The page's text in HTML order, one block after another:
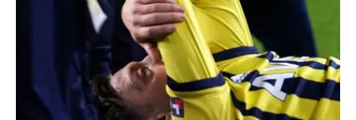
Sizlere daha iyi bir hizmet sunabilmek için İnternet
Sitemizde kendimize ve üçüncü kişilere ait çerezler
kullanılmaktadır. Bu çerezler vasıtasıyla çeşitli kişisel
verileriniz işlenmekte olup gerekli olan çerezler bilgi
toplumu hizmetlerinin sunulması amacıyla